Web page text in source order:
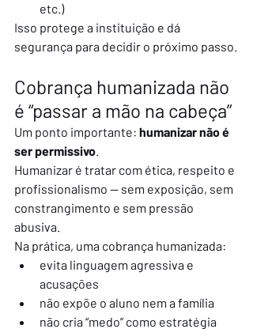
etc.)
Isso protege a instituição e dá
segurança para decidir o próximo passo.
Cobrança humanizada não
é “passar a mão na cabeça”
Um ponto importante: humanizar não é
ser permissivo.
Humanizar é tratar com ética, respeito e
profissionalismo — sem exposição, sem
constrangimento e sem pressão
abusiva.
Na prática, uma cobrança humanizada:
evita linguagem agressiva e
acusações
não expõe o aluno nem a família
não cria “medo” como estratégia